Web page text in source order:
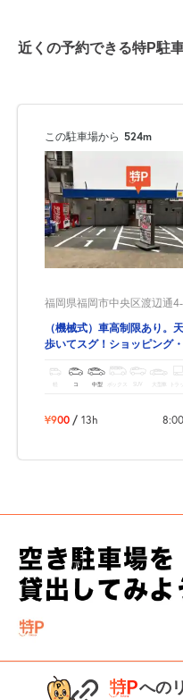
近くの予約できる特P駐
この駐車場から 524m
福岡県福岡市中央区渡辺通
（機械式）車高制限あり。
歩いてスグ！ショッピング
軽 コ 中型 ボックス SUV 大型車 トラ
¥900 / 13h 8:00
への